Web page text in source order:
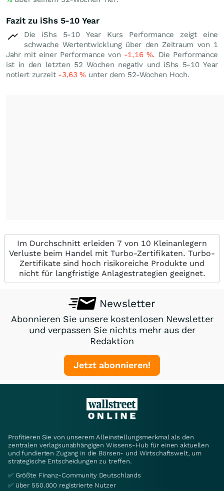
Fazit zu iShs 5-10 Year
Die iShs 5-10 Year Kurs Performance zeigt eine
schwache Wertentwicklung über den Zeitraum von 1
Jahr mit einer Performance von -1,16 %. Die Performance
ist in den letzten 52 Wochen negativ und iShs 5-10 Year
notiert zurzeit -3,63% unter dem 52-Wochen Hoch.
Im Durchschnitt erleiden 7 von 10 Kleinanlegern
Verluste beim Handel mit Turbo-Zertifikaten. Turbo-
Zertifikate sind hoch risikoreiche Produkte und
nicht für langfristige Anlagestrategien geeignet.
Newsletter
Abonnieren Sie unsere kostenlosen Newsletter
und verpassen Sie nichts mehr aus der
Redaktion
Jetzt abonnieren!
Profitieren Sie von unserem Alleinstellungsmerkmal als den
zentralen verlagsunabhängigen Wissens-Hub für einen aktuellen
und fundierten Zugang in die Börsen- und Wirtschaftswelt, um
strategische Entscheidungen zu treffen.
✅ Größte Finanz-Community Deutschlands
✅ über 550.000 registrierte Nutzer